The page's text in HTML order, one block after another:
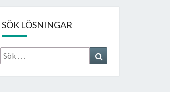
SÖK LÖSNINGAR
Sök
efter: